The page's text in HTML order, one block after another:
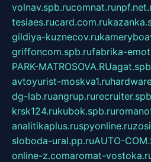
volnav.spb.rucomnat.ru
tesiaes.rucard.com.ru
gildiya-kuznecov.ru
griffoncom.spb.rufabrika-
PARK-MATROSOVA.RU
avtoyurist-moskva1.ru
dg-lab.ruangrup.ru
krsk124.rukubok.spb.ru
analitikaplus.ruspyonline.ru
sloboda-ural.pp.ruAUTO-
online-z.comaromat-